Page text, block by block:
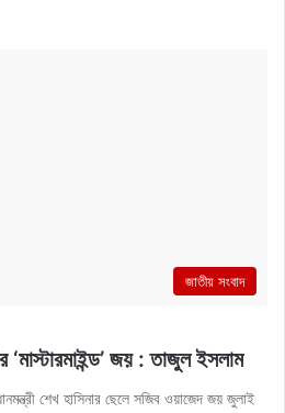
জাতীয় সংবাদ
‘মাস্টারমাইন্ড’ জয় : তাজুল ইসলাম
শেখ হাসিনার ছেলে সজিব ওয়াজেদ জয় জুলাই